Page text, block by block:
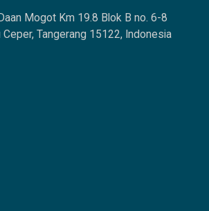
Mogot Km 19.8 Blok B no. 6-8
Ceper, Tangerang 15122, Indonesia